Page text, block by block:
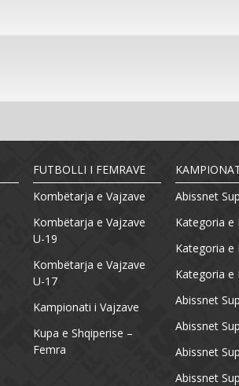
FUTBOLLI I FEMRAVE
Kombëtarja e Vajzave
Kombëtarja e Vajzave
U-19
Kombëtarja e Vajzave
U-17
Kampionati i Vajzave
Kupa e Shqiperise –
Femra
Abissnet
Kategoria e
Kategoria e
Kategoria e
Abissnet
Abissnet
Abissnet
Abissnet